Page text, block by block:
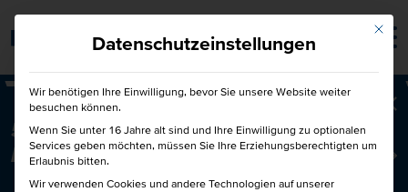
Barrierefrei
50€ für Dich und 50€ für einen
Freund!
Freunde werben Freunde
Mit
Datenschutzeinstellungen
Wir benötigen Ihre Einwilligung, bevor Sie unsere Website weiter
besuchen können.
Wenn Sie unter 16 Jahre alt sind und Ihre Einwilligung zu optionalen
Services geben möchten, müssen Sie Ihre Erziehungsberechtigten um
Erlaubnis bitten.
Wir verwenden Cookies und andere Technologien auf unserer